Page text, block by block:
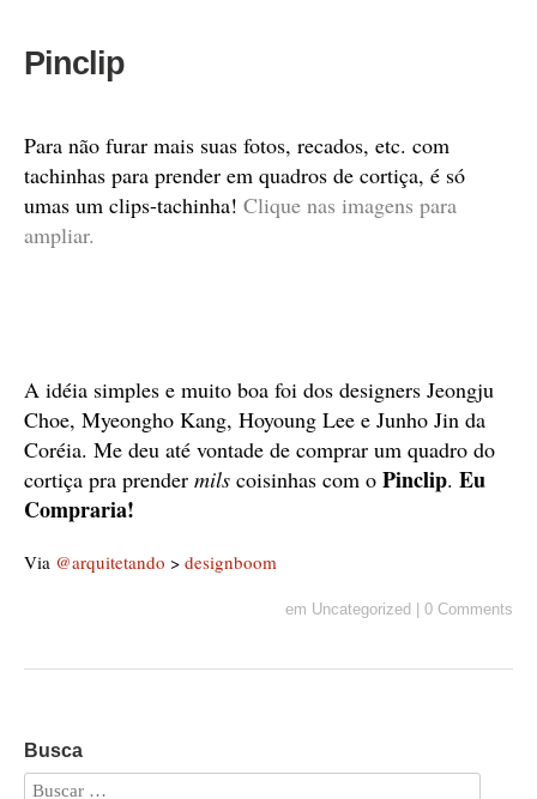
Pinclip
Para não furar mais suas fotos, recados, etc. com
tachinhas para prender em quadros de cortiça, é só
umas um clips-tachinha! Clique nas imagens para
ampliar.
A idéia simples e muito boa foi dos designers Jeongju
Choe, Myeongho Kang, Hoyoung Lee e Junho Jin da
Coréia. Me deu até vontade de comprar um quadro do
cortiça pra prender mils coisinhas com o Pinclip. Eu
Compraria!
Via @arquitetando > designboom
em Uncategorized 0 Comments
Busca